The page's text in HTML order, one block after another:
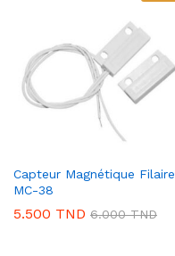
Capteur Magnétique Filaire
MC-38
5.500 TND 6.000TND